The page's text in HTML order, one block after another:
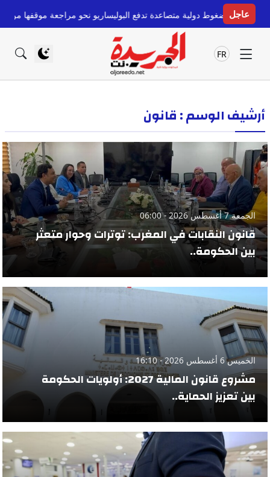
عاجل
متصاعدة تدفع البوليساريو نحو مراجعة موقفها من الحكم الذاتيقبل 11 ساعة
FR
أرشيف الوسم : قانون
الجمعة 7 أغسطس 2026 - 06:00
قانون النقابات في المغرب: توترات وحوار متعثر
بين الحكومة..
الخميس 6 أغسطس 2026 - 16:10
مشروع قانون المالية 2027: أولويات الحكومة
بين تعزيز الحماية..